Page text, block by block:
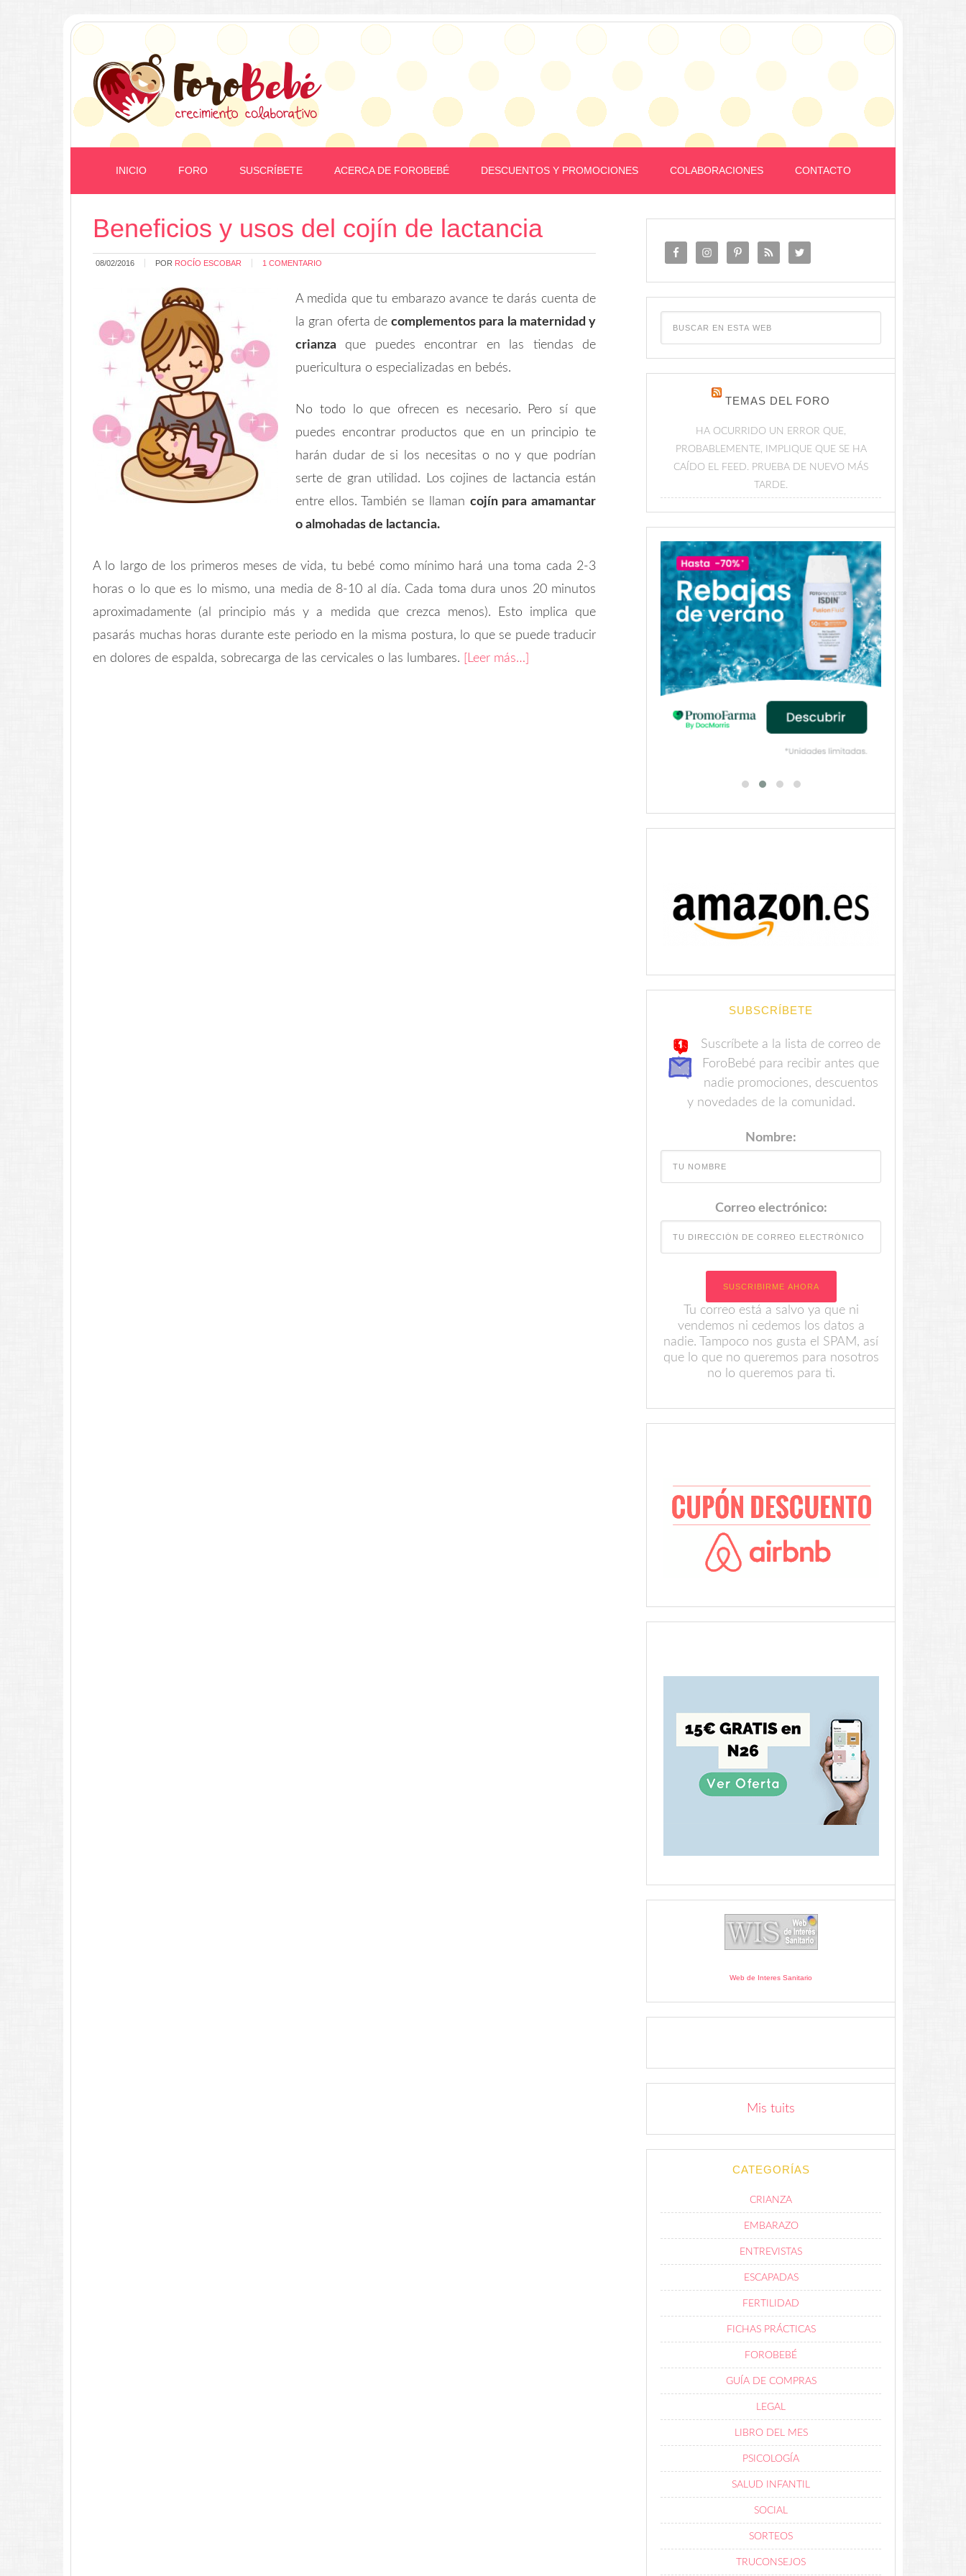
INICIO FORO SUSCRÍBETE ACERCA DE FOROBEBÉ DESCUENTOS Y PROMOCIONES COLABORACIONES CONTACTO
Beneficios y usos del cojín de lactancia
08/02/2016 POR ROCÍO ESCOBAR 1 COMENTARIO
A medida que tu embarazo avance te darás cuenta de
la gran oferta de complementos para la maternidad y
crianza que puedes encontrar en las tiendas de
puericultura o especializadas en bebés.
No todo lo que ofrecen es necesario. Pero sí que
puedes encontrar productos que en un principio te
harán dudar de si los necesitas o no y que podrían
serte de gran utilidad. Los cojines de lactancia están
entre ellos. También se llaman cojín para amamantar
o almohadas de lactancia.
A lo largo de los primeros meses de vida, tu bebé como mínimo hará una toma cada 2-3
horas o lo que es lo mismo, una media de 8-10 al día. Cada toma dura unos 20 minutos
aproximadamente (al principio más y a medida que crezca menos). Esto implica que
pasarás muchas horas durante este periodo en la misma postura, lo que se puede traducir
en dolores de espalda, sobrecarga de las cervicales o las lumbares.
[Leer más…]
TEMAS DEL FORO
HA OCURRIDO UN ERROR QUE,
PROBABLEMENTE, IMPLIQUE QUE SE HA
CAÍDO EL FEED. PRUEBA DE NUEVO MÁS
TARDE.
SUBSCRÍBETE
Suscríbete a la lista de correo de
ForoBebé para recibir antes que
nadie promociones, descuentos
y novedades de la comunidad.
Nombre:
Correo electrónico:
Tu correo está a salvo ya que ni
vendemos ni cedemos los datos a
nadie. Tampoco nos gusta el SPAM, así
que lo que no queremos para nosotros
no lo queremos para ti.
Web de Interes Sanitario
Mis tuits
CATEGORÍAS
CRIANZA
EMBARAZO
ENTREVISTAS
ESCAPADAS
FERTILIDAD
FICHAS PRÁCTICAS
FOROBEBÉ
GUÍA DE COMPRAS
LEGAL
LIBRO DEL MES
PSICOLOGÍA
SALUD INFANTIL
SOCIAL
SORTEOS
TRUCONSEJOS